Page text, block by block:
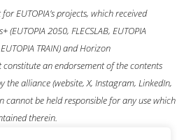
EUTOPIA’s projects, which received
(EUTOPIA 2050, FLECSLAB, EUTOPIA
TRAIN) andHorizon
constitute an endorsement of the contents
alliance (website, X, Instagram, LinkedIn,
cannot be held responsible for any use which
therein.